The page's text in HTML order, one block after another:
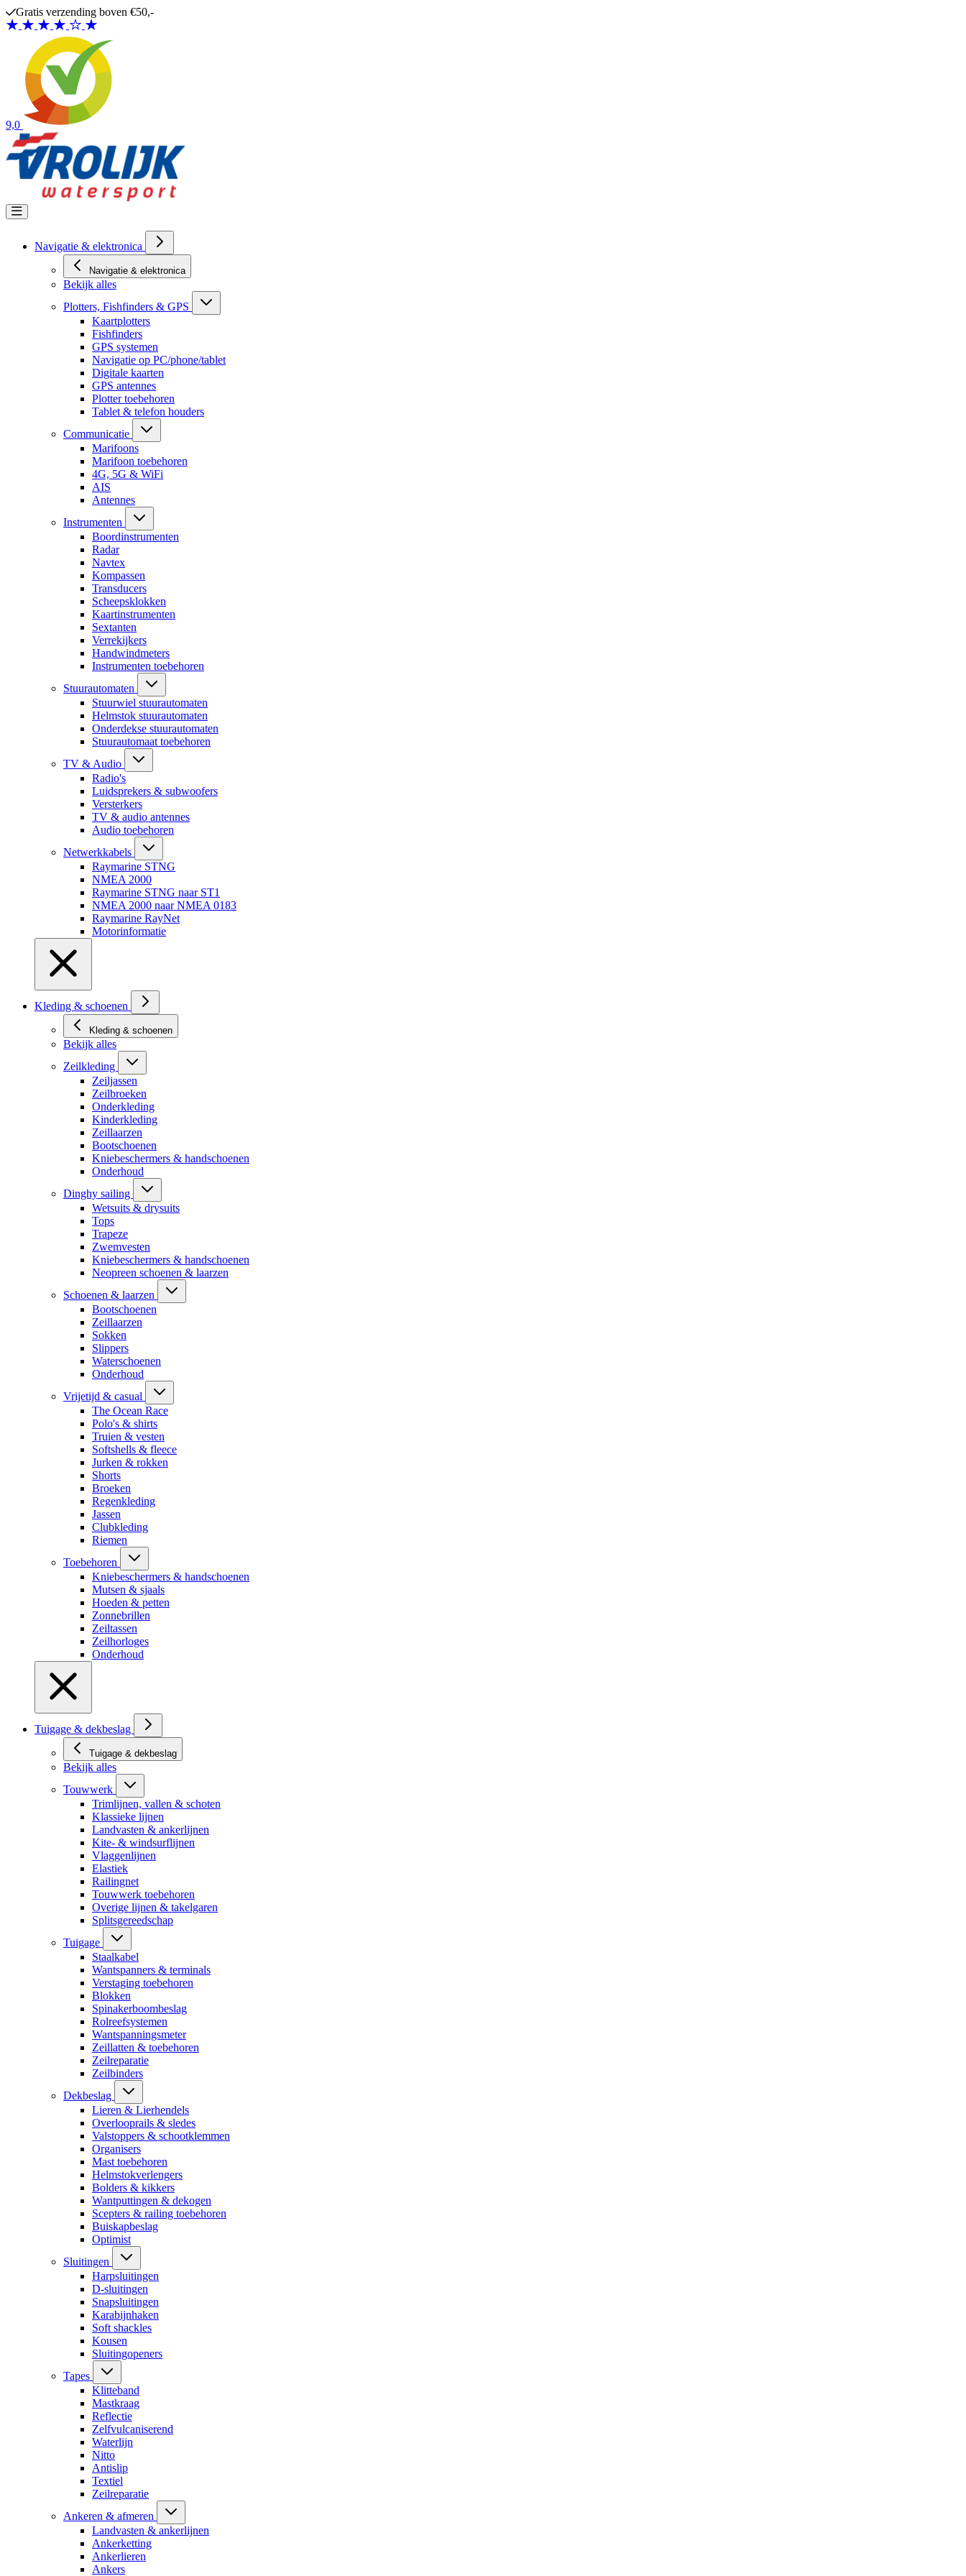
Ga naar de inhoud
Gratis verzending boven €50,-
9,0
Navigatie & elektronica
Navigatie & elektronica
Bekijk alles
Plotters, Fishfinders & GPS
Kaartplotters
Fishfinders
GPS systemen
Navigatie op PC/phone/tablet
Digitale kaarten
GPS antennes
Plotter toebehoren
Tablet & telefon houders
Communicatie
Marifoons
Marifoon toebehoren
4G, 5G & WiFi
AIS
Antennes
Instrumenten
Boordinstrumenten
Radar
Navtex
Kompassen
Transducers
Scheepsklokken
Kaartinstrumenten
Sextanten
Verrekijkers
Handwindmeters
Instrumenten toebehoren
Stuurautomaten
Stuurwiel stuurautomaten
Helmstok stuurautomaten
Onderdekse stuurautomaten
Stuurautomaat toebehoren
TV & Audio
Radio's
Luidsprekers & subwoofers
Versterkers
TV & audio antennes
Audio toebehoren
Netwerkkabels
Raymarine STNG
NMEA 2000
Raymarine STNG naar ST1
NMEA 2000 naar NMEA 0183
Raymarine RayNet
Motorinformatie
Kleding & schoenen
Kleding & schoenen
Bekijk alles
Zeilkleding
Zeiljassen
Zeilbroeken
Onderkleding
Kinderkleding
Zeillaarzen
Bootschoenen
Kniebeschermers & handschoenen
Onderhoud
Dinghy sailing
Wetsuits & drysuits
Tops
Trapeze
Zwemvesten
Kniebeschermers & handschoenen
Neopreen schoenen & laarzen
Schoenen & laarzen
Bootschoenen
Zeillaarzen
Sokken
Slippers
Waterschoenen
Onderhoud
Vrijetijd & casual
The Ocean Race
Polo's & shirts
Truien & vesten
Softshells & fleece
Jurken & rokken
Shorts
Broeken
Regenkleding
Jassen
Clubkleding
Riemen
Toebehoren
Kniebeschermers & handschoenen
Mutsen & sjaals
Hoeden & petten
Zonnebrillen
Zeiltassen
Zeilhorloges
Onderhoud
Tuigage & dekbeslag
Tuigage & dekbeslag
Bekijk alles
Touwwerk
Trimlijnen, vallen & schoten
Klassieke lijnen
Landvasten & ankerlijnen
Kite- & windsurflijnen
Vlaggenlijnen
Elastiek
Railingnet
Touwwerk toebehoren
Overige lijnen & takelgaren
Splitsgereedschap
Tuigage
Staalkabel
Wantspanners & terminals
Verstaging toebehoren
Blokken
Spinakerboombeslag
Rolreefsystemen
Wantspanningsmeter
Zeillatten & toebehoren
Zeilreparatie
Zeilbinders
Dekbeslag
Lieren & Lierhendels
Overlooprails & sledes
Valstoppers & schootklemmen
Organisers
Mast toebehoren
Helmstokverlengers
Bolders & kikkers
Wantputtingen & dekogen
Scepters & railing toebehoren
Buiskapbeslag
Optimist
Sluitingen
Harpsluitingen
D-sluitingen
Snapsluitingen
Karabijnhaken
Soft shackles
Kousen
Sluitingopeners
Tapes
Klitteband
Mastkraag
Reflectie
Zelfvulcaniserend
Waterlijn
Nitto
Antislip
Textiel
Zeilreparatie
Ankeren & afmeren
Landvasten & ankerlijnen
Ankerketting
Ankerlieren
Ankers